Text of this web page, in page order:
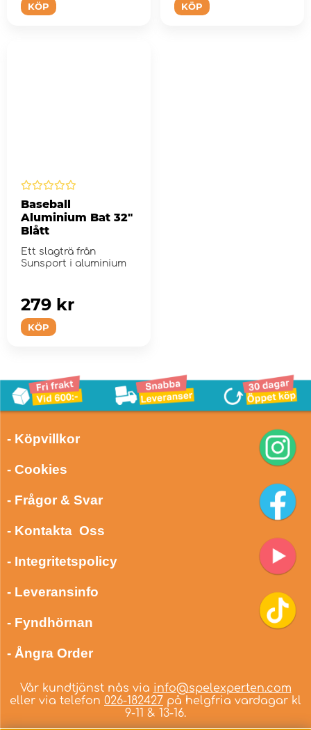
KÖP KÖP
Baseball
Aluminium Bat 32"
Blått
Ett slagträ från
Sunsport i aluminium
KÖP
279 kr
- Köpvillkor
- Cookies
- Frågor & Svar
- Kontakta Oss
- Integritetspolicy
- Leveransinfo
- Fyndhörnan
- Ångra Order
Vår kundtjänst nås via info@spelexperten.com
eller via telefon 026-182427 på helgfria vardagar kl
9-11 & 13-16.